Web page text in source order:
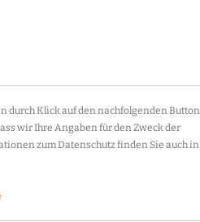
durch Klick auf den nachfolgenden Button
wir Ihre Angaben für den Zweck der
zum Datenschutz finden Sie auch in